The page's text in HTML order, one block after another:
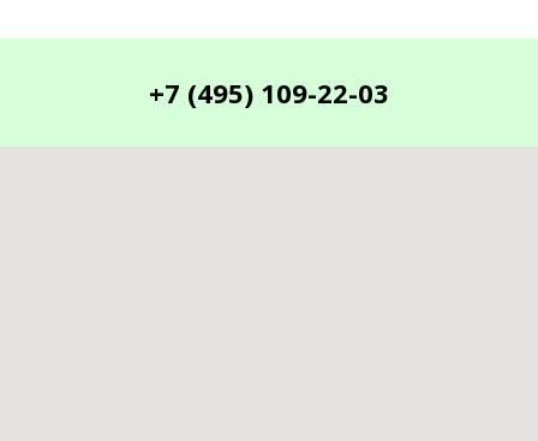
+7 (495) 109-22-03